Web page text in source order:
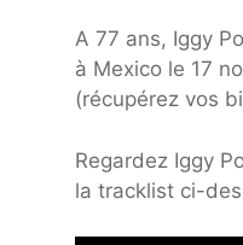
A 77 ans, Iggy
à Mexico le 17
(récupérez vos
Regardez Iggy
la tracklist ci-